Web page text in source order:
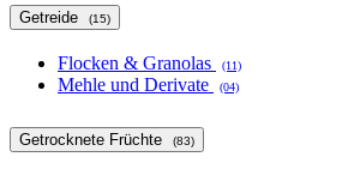
Getreide (15)
Flocken & Granolas (11)
Mehle und Derivate (04)
Getrocknete Früchte (83)